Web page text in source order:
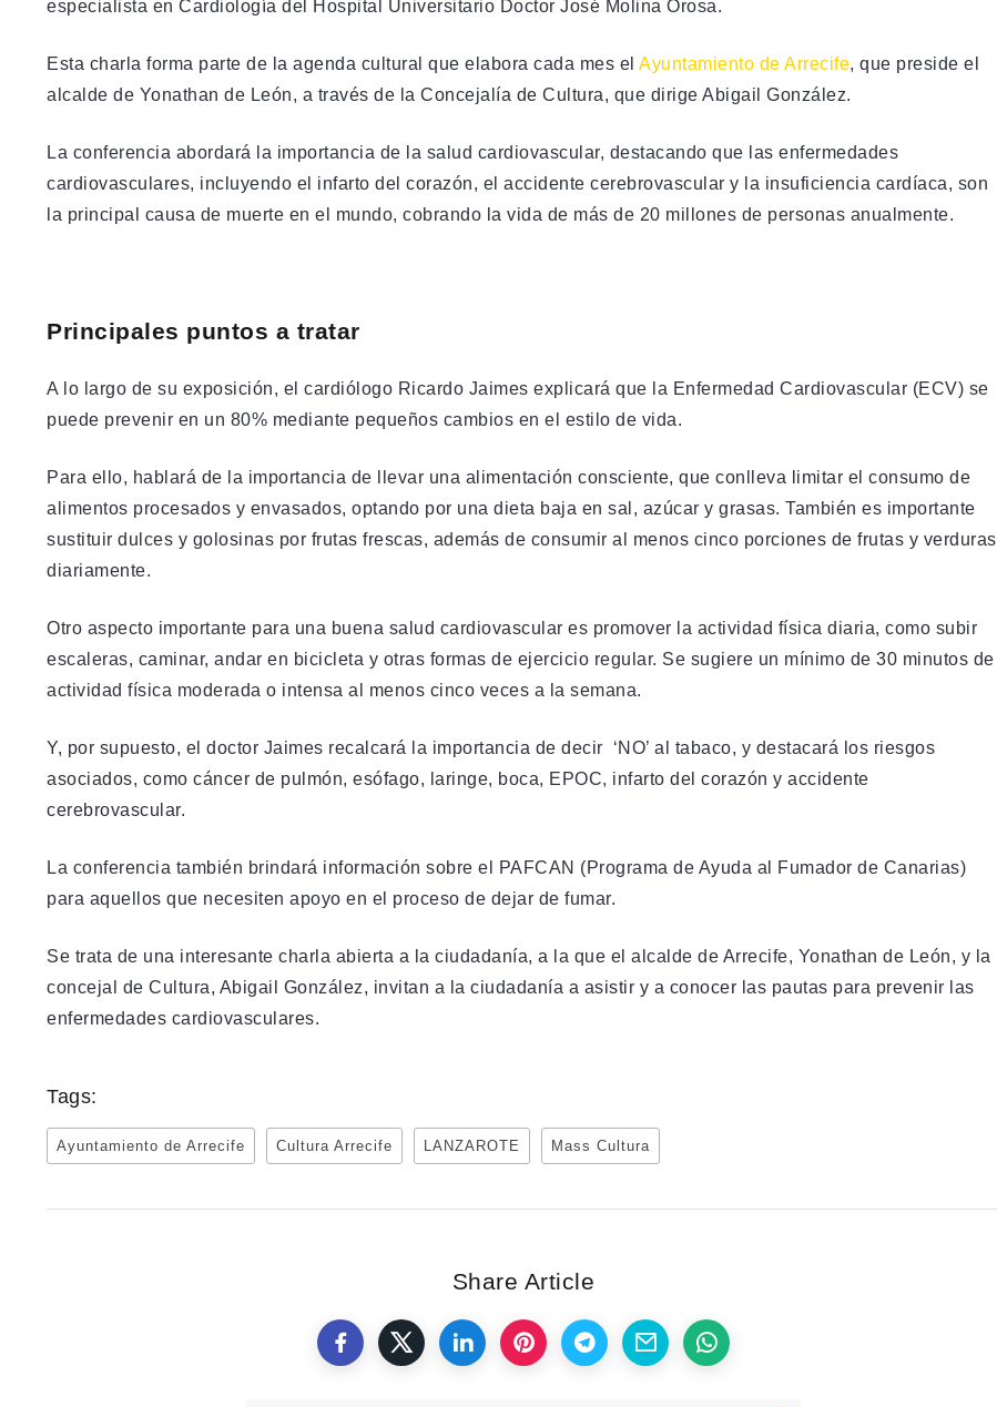
especialista en Cardiología del Hospital Universitario Doctor José Molina Orosa.
Esta charla forma parte de la agenda cultural que elabora cada mes el Ayuntamiento de Arrecife, que preside el
alcalde de Yonathan de León, a través de la Concejalía de Cultura, que dirige Abigail González.
La conferencia abordará la importancia de la salud cardiovascular, destacando que las enfermedades
cardiovasculares, incluyendo el infarto del corazón, el accidente cerebrovascular y la insuficiencia cardíaca, son
la principal causa de muerte en el mundo, cobrando la vida de más de 20 millones de personas anualmente.
Principales puntos a tratar
A lo largo de su exposición, el cardiólogo Ricardo Jaimes explicará que la Enfermedad Cardiovascular (ECV) se
puede prevenir en un 80% mediante pequeños cambios en el estilo de vida.
Para ello, hablará de la importancia de llevar una alimentación consciente, que conlleva limitar el consumo de
alimentos procesados y envasados, optando por una dieta baja en sal, azúcar y grasas. También es importante
sustituir dulces y golosinas por frutas frescas, además de consumir al menos cinco porciones de frutas y verduras
diariamente.
Otro aspecto importante para una buena salud cardiovascular es promover la actividad física diaria, como subir
escaleras, caminar, andar en bicicleta y otras formas de ejercicio regular. Se sugiere un mínimo de 30 minutos de
actividad física moderada o intensa al menos cinco veces a la semana.
Y, por supuesto, el doctor Jaimes recalcará la importancia de decir ‘NO’ al tabaco, y destacará los riesgos
asociados, como cáncer de pulmón, esófago, laringe, boca, EPOC, infarto del corazón y accidente
cerebrovascular.
La conferencia también brindará información sobre el PAFCAN (Programa de Ayuda al Fumador de Canarias)
para aquellos que necesiten apoyo en el proceso de dejar de fumar.
Se trata de una interesante charla abierta a la ciudadanía, a la que el alcalde de Arrecife, Yonathan de León, y la
concejal de Cultura, Abigail González, invitan a la ciudadanía a asistir y a conocer las pautas para prevenir las
enfermedades cardiovasculares.
Tags:
Ayuntamiento de Arrecife Cultura Arrecife LANZAROTE Mass Cultura
Share Article